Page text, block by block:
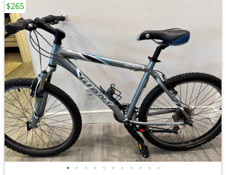
• • • • • • • • • • •
$265